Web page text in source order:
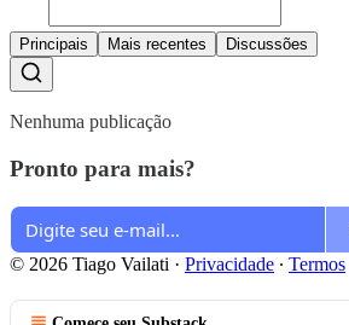
Principais Mais recentes Discussões
Nenhuma publicação
Pronto para mais?
© 2026 Tiago Vailati · Privacidade ∙ Termos